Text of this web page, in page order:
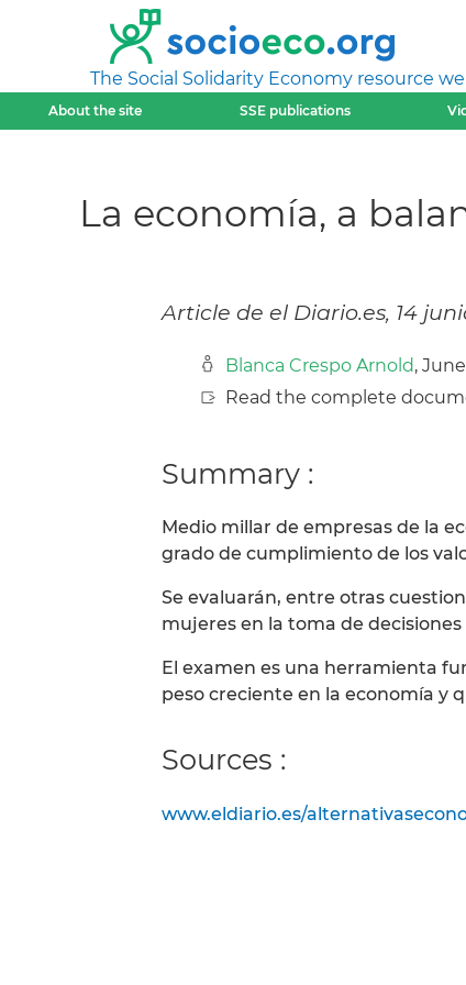
The Social Solidarity Economy resource
About the site SSE publications
La economía, a
Article de el Diario.es, 14
Blanca Crespo Arnold,
Read the complete
Summary :
Medio millar de empresas de la
grado de cumplimiento de los
Se evaluarán, entre otras
mujeres en la toma de
El examen es una herramienta
peso creciente en la economía y
Sources :
www.eldiario.es/